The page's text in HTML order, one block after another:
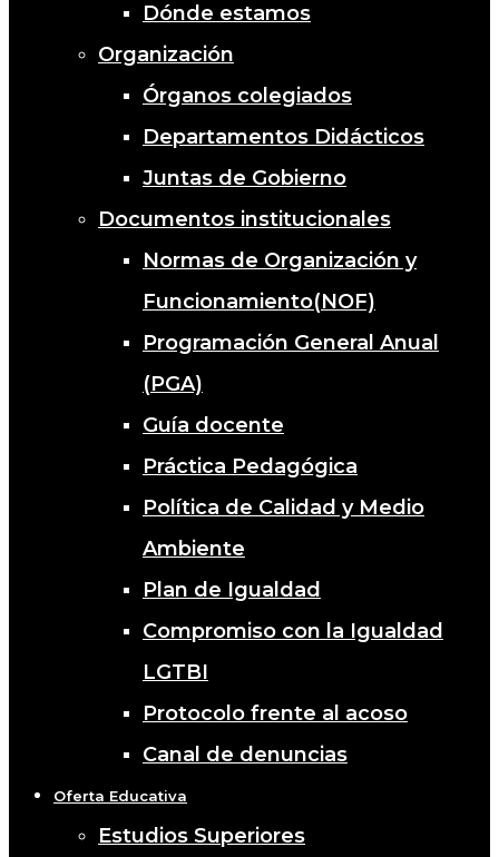
Dónde estamos
Organización
Órganos colegiados
Departamentos Didácticos
Juntas de Gobierno
Documentos institucionales
Normas de Organización y
Funcionamiento(NOF)
Programación General Anual
(PGA)
Guía docente
Práctica Pedagógica
Política de Calidad y Medio
Ambiente
Plan de Igualdad
Compromiso con la Igualdad
LGTBI
Protocolo frente al acoso
Canal de denuncias
Oferta Educativa
Estudios Superiores